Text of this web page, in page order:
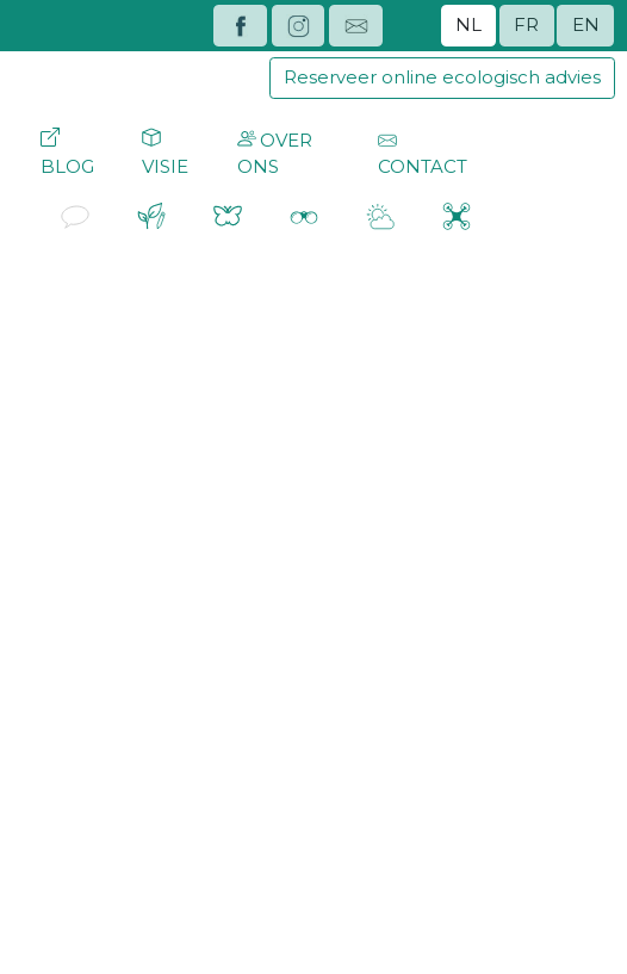
NL FR EN
Reserveer online ecologisch advies
BLOG VISIE
OVER
ONS
CONTACT